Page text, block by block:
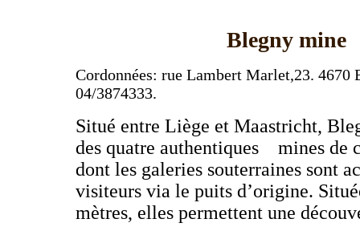
Blegny mine
Cordonnées: rue Lambert Marlet,23. 4670
04/3874333.
Situé entre Liège et Maastricht,
des quatre authentiques
mines de
dont les galeries souterraines sont
visiteurs via le puits d’origine.
mètres, elles permettent une